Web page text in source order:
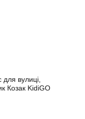
вулиці,
Козак KidiGO